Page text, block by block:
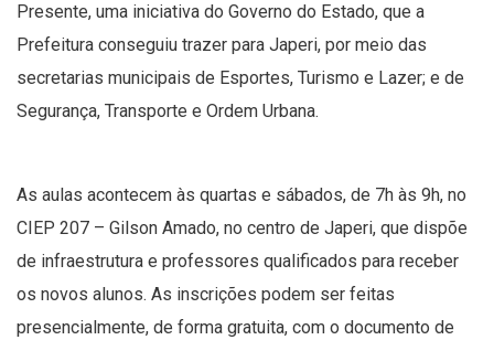
Presente, uma iniciativa do Governo do Estado, que a
Prefeitura conseguiu trazer para Japeri, por meio das
secretarias municipais de Esportes, Turismo e Lazer; e de
Segurança, Transporte e Ordem Urbana.
As aulas acontecem às quartas e sábados, de 7h às 9h, no
CIEP 207 – Gilson Amado, no centro de Japeri, que dispõe
de infraestrutura e professores qualificados para receber
os novos alunos. As inscrições podem ser feitas
presencialmente, de forma gratuita, com o documento de